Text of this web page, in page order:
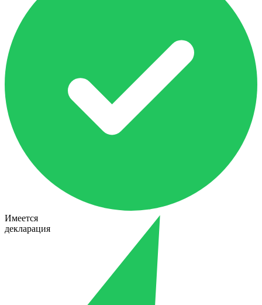
Имеется
декларация